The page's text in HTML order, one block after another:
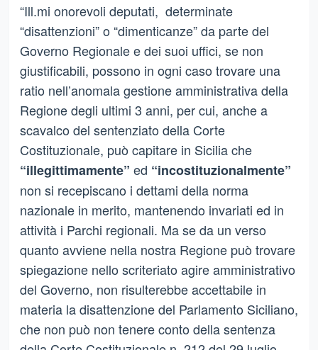
“Ill.mi onorevoli deputati, determinate
“disattenzioni” o “dimenticanze” da parte del
Governo Regionale e dei suoi uffici, se non
giustificabili, possono in ogni caso trovare una
ratio nell’anomala gestione amministrativa della
Regione degli ultimi 3 anni, per cui, anche a
scavalco del sentenziato della Corte
Costituzionale, può capitare in Sicilia che
“illegittimamente” ed “incostituzionalmente”
non si recepiscano i dettami della norma
nazionale in merito, mantenendo invariati ed in
attività i Parchi regionali. Ma se da un verso
quanto avviene nella nostra Regione può trovare
spiegazione nello scriteriato agire amministrativo
del Governo, non risulterebbe accettabile in
materia la disattenzione del Parlamento Siciliano,
che non può non tenere conto della sentenza